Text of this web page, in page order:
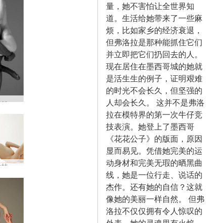
芬兰的 Flora 和 Mike Tom 致敬第一部分
Flora 在柏林拍摄
量，她不害怕让全世界知
道。生活给她带来了一些麻
烦，比如家乡的经济衰退，
但弗洛拉是那种能抓住它们
并立即把它们扔回去的人。
现在居住在墨西哥城的她就
是活生生的例子，证明艰难
的时光不会长久，但坚强的
人却会长久。 这并不是弗洛
拉在模特界的第一次牛仔竞
技表演。她登上了墨西哥
《花花公子》的版面，原因
显而易见。凭借她完美的运
动身材和完美无瑕的晒黑曲
线，她是一位行走、说话的
杰作。还有她的自信？这就
像她的美丽一样自然。 但弗
洛拉不仅仅拥有令人惊叹的